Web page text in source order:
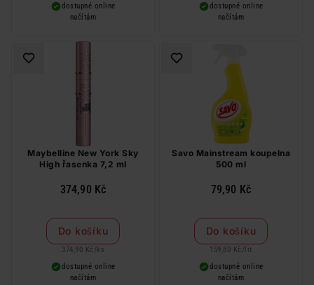
dostupné online
načítám
dostupné online
načítám
Maybelline New York Sky
High řasenka 7,2 ml
374,90 Kč
Do košíku
374,90 Kč / ks
dostupné online
načítám
Savo Mainstream koupelna
500 ml
79,90 Kč
Do košíku
159,80 Kč / lit
dostupné online
načítám